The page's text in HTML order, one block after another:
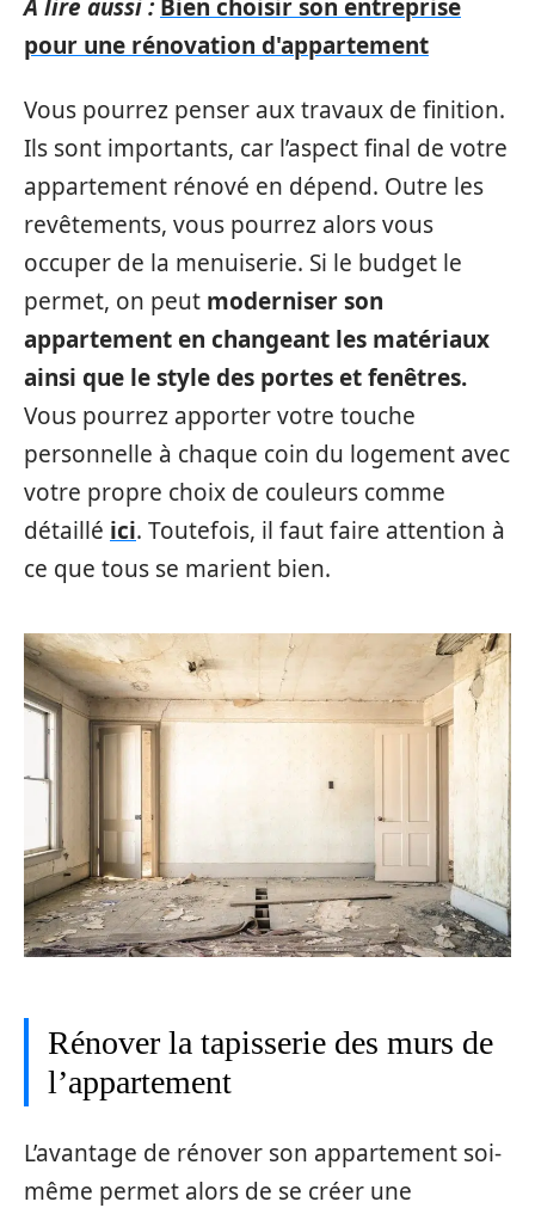
A lire aussi : Bien choisir son entreprise
pour une rénovation d'appartement
Vous pourrez penser aux travaux de finition.
Ils sont importants, car l’aspect final de votre
appartement rénové en dépend. Outre les
revêtements, vous pourrez alors vous
occuper de la menuiserie. Si le budget le
permet, on peut moderniser son
appartement en changeant les matériaux
ainsi que le style des portes et fenêtres.
Vous pourrez apporter votre touche
personnelle à chaque coin du logement avec
votre propre choix de couleurs comme
détaillé ici. Toutefois, il faut faire attention à
ce que tous se marient bien.
Rénover la tapisserie des murs de
l’appartement
L’avantage de rénover son appartement soi-
même permet alors de se créer une